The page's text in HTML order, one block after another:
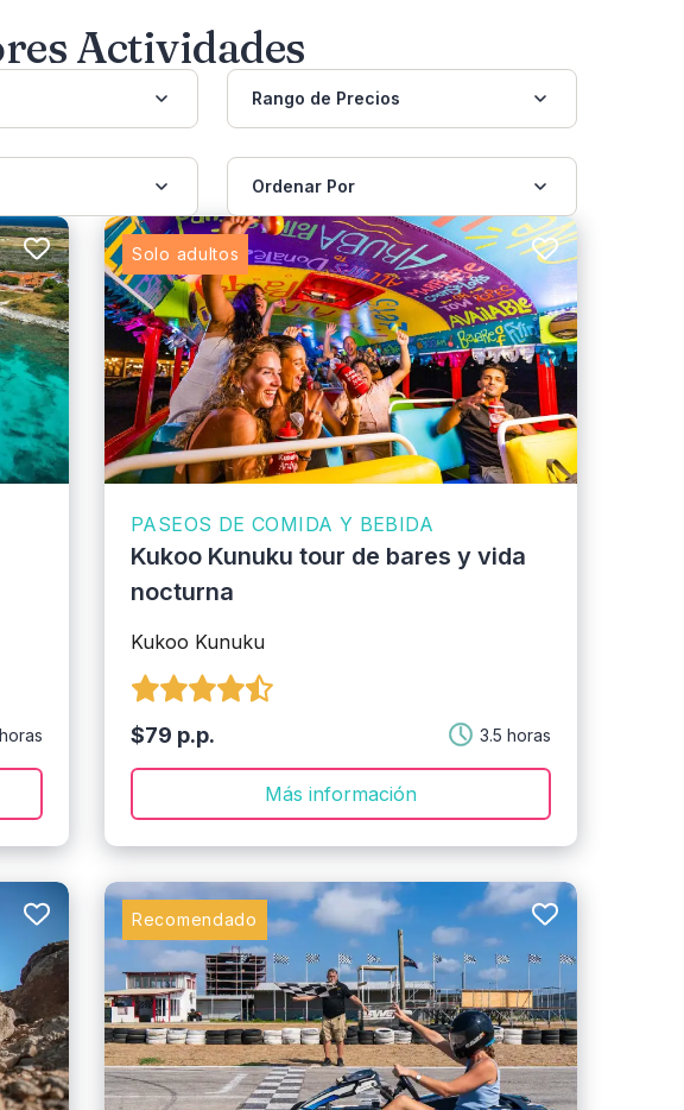
Actividades
Rango de Precios
Ordenar Por
Solo adultos
PASEOS DE COMIDA Y BEBIDA
Kukoo Kunuku tour de bares y vida
nocturna
Kukoo Kunuku
$79 p.p. 3.5 horas
Más información
Recomendado